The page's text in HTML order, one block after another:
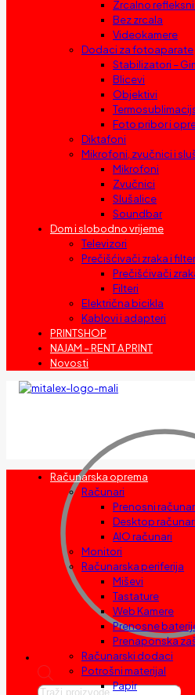
Zrcalno
Bez zrcala
Videokamere
Dodaci za fotoaparate
Stabilizatori –
Blicevi
Objektivi
Foto pribor i
Diktafoni
Mikrofoni, zvučnici i
Mikrofoni
Zvučnici
Slušalice
Soundbar
Dom i slobodno vrijeme
Televizori
Prečišćivači zraka i
Prečišćivači
Filteri
Električna bicikla
Kablovi i adapteri
PRINTSHOP
NAJAM – RENT A PRINT
Novosti
Products
Računarska oprema
Računari
Prenosni
Desktop računari
AIO računari
Monitori
Računarska periferija
Miševi
Tastature
Web Kamere
Prenosne
Prenaponska
Računarski dodaci
Potrošni materijal
Papir